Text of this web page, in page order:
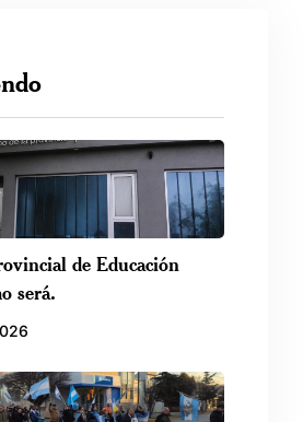
de Educación
será.